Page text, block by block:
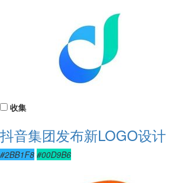
收集
抖音集团发布新LOGO设计
#2BB1F8 #00D9B6